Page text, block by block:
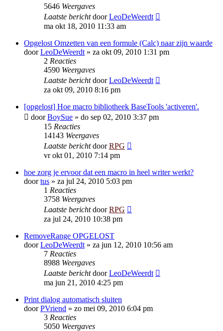
5646 Weergaves
Laatste berichtdoorLeoDeWeerdt
ma okt 18, 2010 11:33 am
Opgelost Omzetten van een formule (Calc) naar zijn waarde
doorLeoDeWeerdt » za okt 09, 2010 1:31 pm
2 Reacties
4590 Weergaves
Laatste berichtdoorLeoDeWeerdt
za okt 09, 2010 8:16 pm
[opgelost] Hoe macro bibliotheek BaseTools 'activeren'.
doorBoySue » do sep 02, 2010 3:37 pm
15 Reacties
14143 Weergaves
Laatste berichtdoorRPG
vr okt 01, 2010 7:14 pm
hoe zorg je ervoor dat een macro in heel writer werkt?
doortus » za jul 24, 2010 5:03 pm
1 Reacties
3758 Weergaves
Laatste berichtdoorRPG
za jul 24, 2010 10:38 pm
RemoveRange OPGELOST
doorLeoDeWeerdt » za jun 12, 2010 10:56 am
7 Reacties
8988 Weergaves
Laatste berichtdoorLeoDeWeerdt
ma jun 21, 2010 4:25 pm
Print dialog automatisch sluiten
doorPVriend » zo mei 09, 2010 6:04 pm
3 Reacties
5050 Weergaves